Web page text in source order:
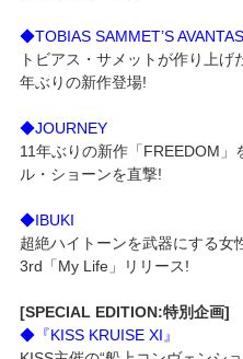
◆TOBIAS SAMMET’S
トビアス・サメットが作り上
年ぶりの新作登場!
◆JOURNEY
11年ぶりの新作「FREEDOM
ル・ショーンを直撃!
◆IBUKI
超絶ハイトーンを武器にする女
3rd「My Life」リリース!
[SPECIAL EDITION:特別企画]
◆『KISS KRUISE XI』